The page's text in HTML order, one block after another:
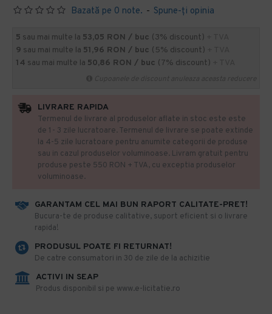
Bazată pe 0 note. - Spune-ţi opinia
5 sau mai multe la 53,05 RON / buc (3% discount)
9 sau mai multe la 51,96 RON / buc (5% discount)
14 sau mai multe la 50,86 RON / buc (7% discount)
GARANTAM CEL MAI BUN RAPORT CALITATE-PRET!
​Bucura-te de produse calitative, suport eficient si o livrare
rapida!
PRODUSUL POATE FI RETURNAT!
De catre consumatori in 30 de zile de la achizitie
ACTIVI IN SEAP
Produs disponibil si pe www.e-licitatie.ro
LIVRARE RAPIDA
Termenul de livrare al produselor aflate in stoc este este
de 1- 3 zile lucratoare. Termenul de livrare se poate extinde
la 4-5 zile lucratoare pentru anumite categorii de produse
sau in cazul produselor voluminoase. Livram gratuit pentru
produse peste 550 RON + TVA, cu exceptia produselor
voluminoase.